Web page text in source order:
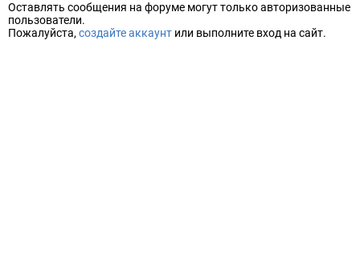
Оставлять сообщения на форуме могут только авторизованные
пользователи.
Пожалуйста, создайте аккаунт или выполните вход на сайт.